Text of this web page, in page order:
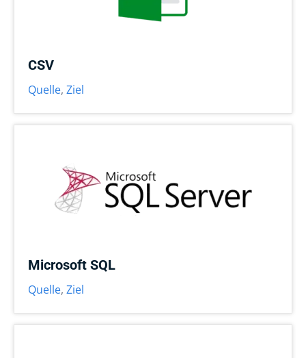
CSV
Quelle, Ziel
Microsoft SQL
Quelle, Ziel